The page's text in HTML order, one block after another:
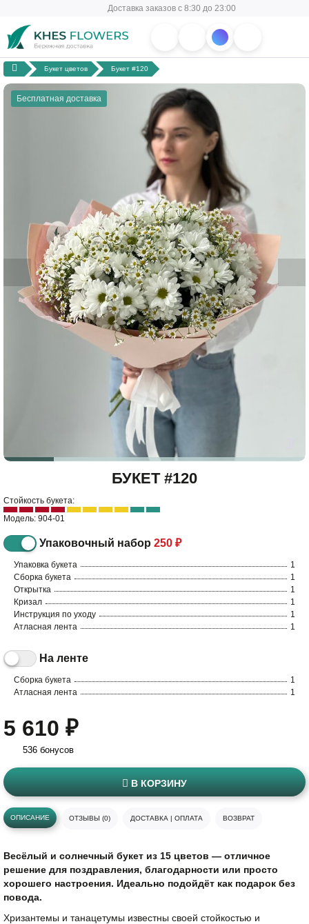
Доставка заказов с 8:30 до 23:00
Букет цветов Букет #120
Бесплатная доставка
БУКЕТ #120
Стойкость букета:
Модель: 904-01
Упаковочный набор 250 ₽
Упаковка букета
1
Сборка букета
1
Открытка
1
Кризал
1
Инструкция по уходу
1
Атласная лента
1
На ленте
Сборка букета
1
Атласная лента
1
5 610 ₽
536 бонусов
В КОРЗИНУ
ОПИСАНИЕ ОТЗЫВЫ (0) ДОСТАВКА | ОПЛАТА ВОЗВРАТ
Весёлый и солнечный букет из 15 цветов — отличное
решение для поздравления, благодарности или просто
хорошего настроения. Идеально подойдёт как подарок без
повода.
Хризантемы и танацетумы известны своей стойкостью и